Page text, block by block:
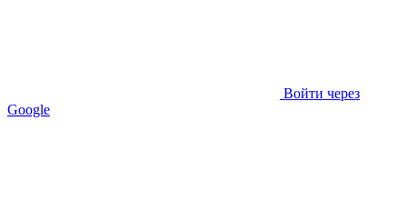
Войти через
Google